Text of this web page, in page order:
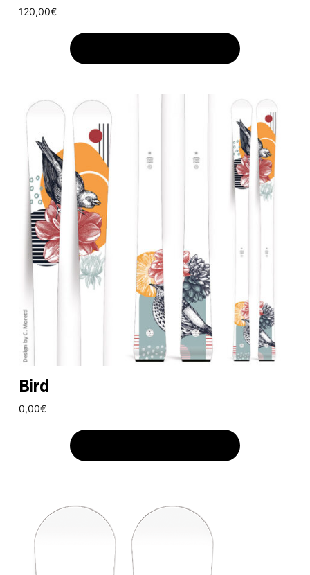
120,00€
Bird
0,00€